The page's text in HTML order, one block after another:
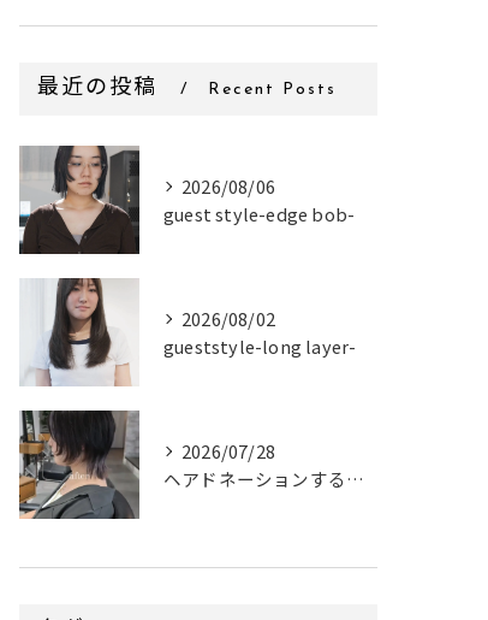
最近の投稿 Recent Posts
2026/08/06
guest style-edge bob-
2026/08/02
gueststyle-long layer-
2026/07/28
ヘアドネーションするお客様✂